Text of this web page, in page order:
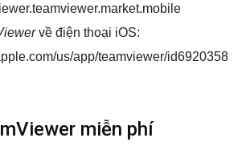
về điện thoại iOS:
us/app/teamviewer/id6920358
miễn phí